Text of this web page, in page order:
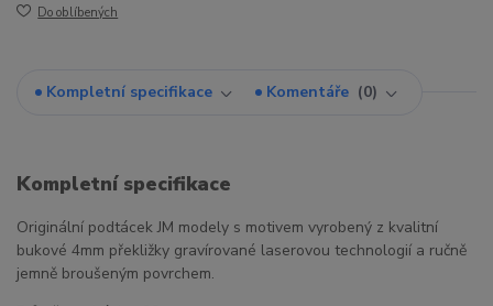
Do oblíbených
Kompletní specifikace Komentáře 0
Kompletní specifikace
Originální podtácek JM modely s motivem vyrobený z kvalitní
bukové 4mm překližky gravírované laserovou technologií a ručně
jemně broušeným povrchem.